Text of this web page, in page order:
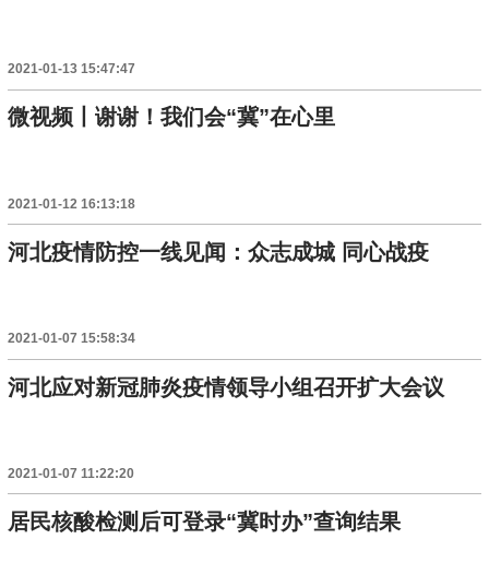
2021-01-13 15:47:47
微视频丨谢谢！我们会“冀”在心里
2021-01-12 16:13:18
河北疫情防控一线见闻：众志成城 同心战疫
2021-01-07 15:58:34
河北应对新冠肺炎疫情领导小组召开扩大会议
2021-01-07 11:22:20
居民核酸检测后可登录“冀时办”查询结果